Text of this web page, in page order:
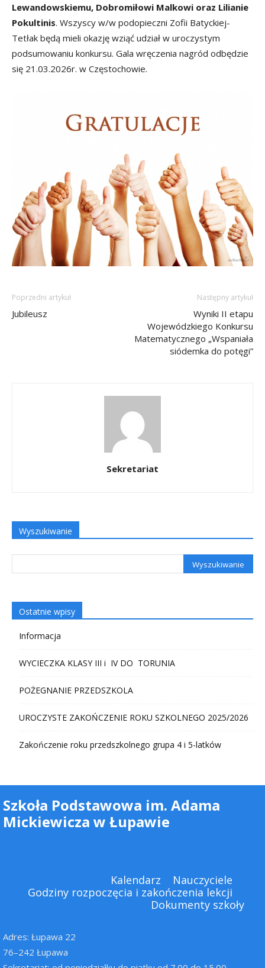
Lewandowskiemu, Dobromiłowi Malkowi oraz Lilianie
Pokultinis. Wszyscy w/w podopieczni Zofii Batyckiej-
Tetłak będą mieli okazję wziąć udział w uroczystym
podsumowaniu konkursu. Gala wręczenia nagród odbędzie
się 21.03.2026r. w Częstochowie.
Poprzedni artykuł
Jubileusz
Następny artykuł
Wyniki II etapu
Wojewódzkiego Konkursu
Matematycznego „Wspaniała
siódemka do potęgi”
Sekretariat
Wyszukiwanie
Ostatnie wpisy
Informacja
WYCIECZKA KLASY III i IV DO TORUNIA
POŻEGNANIE PRZEDSZKOLA
UROCZYSTE ZAKOŃCZENIE ROKU SZKOLNEGO 2025/2026
Zakończenie roku przedszkolnego grupa 4 i 5-latków
Szkoła Podstawowa im. Adama
Mickiewicza w Łupawie
Kalendarz
Nauczyciele
Godziny rozpoczęcia i zakończenia lekcji
Dokumenty szkoły
Adres: Łupawa 22
76–242 Łupawa